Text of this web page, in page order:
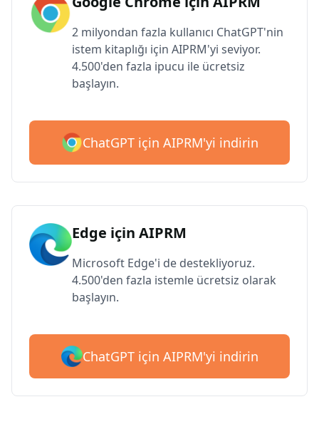
2 milyondan fazla kullanıcı ChatGPT'nin
istem kitaplığı için AIPRM'yi seviyor.
4.500'den fazla ipucu ile ücretsiz
başlayın.
ChatGPT için AIPRM'yi indirin
Edge için AIPRM
Microsoft Edge'i de destekliyoruz.
4.500'den fazla istemle ücretsiz olarak
başlayın.
ChatGPT için AIPRM'yi indirin